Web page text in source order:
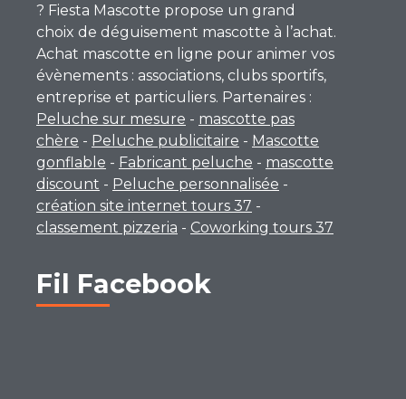
? Fiesta Mascotte propose un grand
choix de déguisement mascotte à l’achat.
Achat mascotte en ligne pour animer vos
évènements : associations, clubs sportifs,
entreprise et particuliers. Partenaires :
Peluche sur mesure - mascotte pas
chère - Peluche publicitaire - Mascotte
gonflable - Fabricant peluche - mascotte
discount - Peluche personnalisée -
création site internet tours 37 -
classement pizzeria - Coworking tours 37
Fil Facebook